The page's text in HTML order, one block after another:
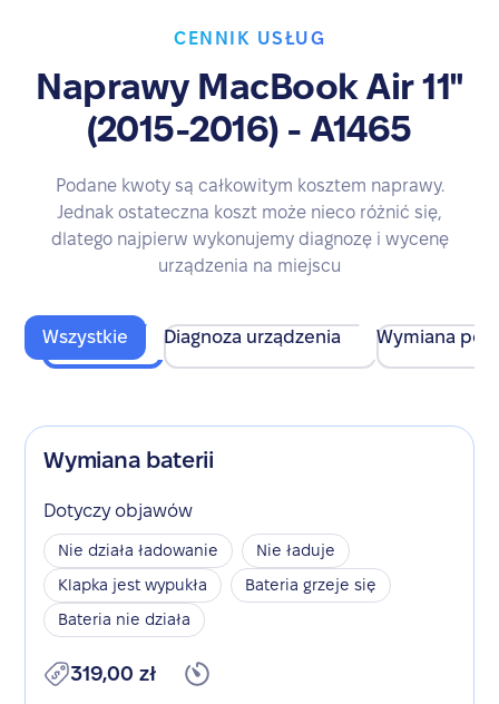
CENNIK USŁUG
Naprawy MacBook Air 11"
(2015-2016) - A1465
Podane kwoty są całkowitym kosztem naprawy.
Jednak ostateczna koszt może nieco różnić się,
dlatego najpierw wykonujemy diagnozę i wycenę
urządzenia na miejscu
Wszystkie Diagnoza urządzenia Wymiana
Wymiana baterii
Dotyczy objawów
Nie działa ładowanie
Nie ładuje
Klapka jest wypukła
Bateria grzeje się
Bateria nie działa
319,00 zł